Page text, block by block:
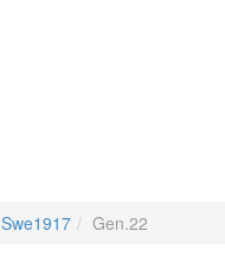
Swe1917 Gen.22